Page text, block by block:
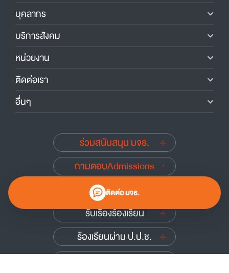
ติดต่อ มจธ.
บุคลากร
บริการสังคม
หน่วยงาน
ติดต่อเรา
อื่นๆ
ร่วมสนับสนุน มจธ.
ถามตอบAdmissions
นักศึกษาเก่าสัมพันธ์
รับเรื่องร้องเรียน
ร้องเรียนผ่าน ป.ป.ช.